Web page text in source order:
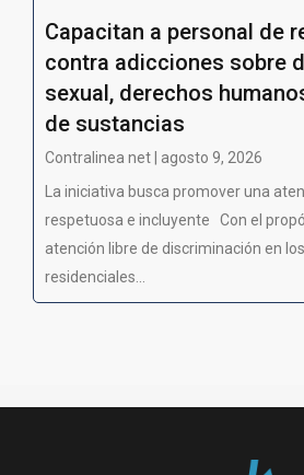
Capacitan a personal de
contra adicciones sobre
sexual, derechos
de sustancias
Contralinea net | agosto 9, 2026
La iniciativa busca promover una
respetuosa e incluyente Con el
atención libre de discriminación en
residenciales...